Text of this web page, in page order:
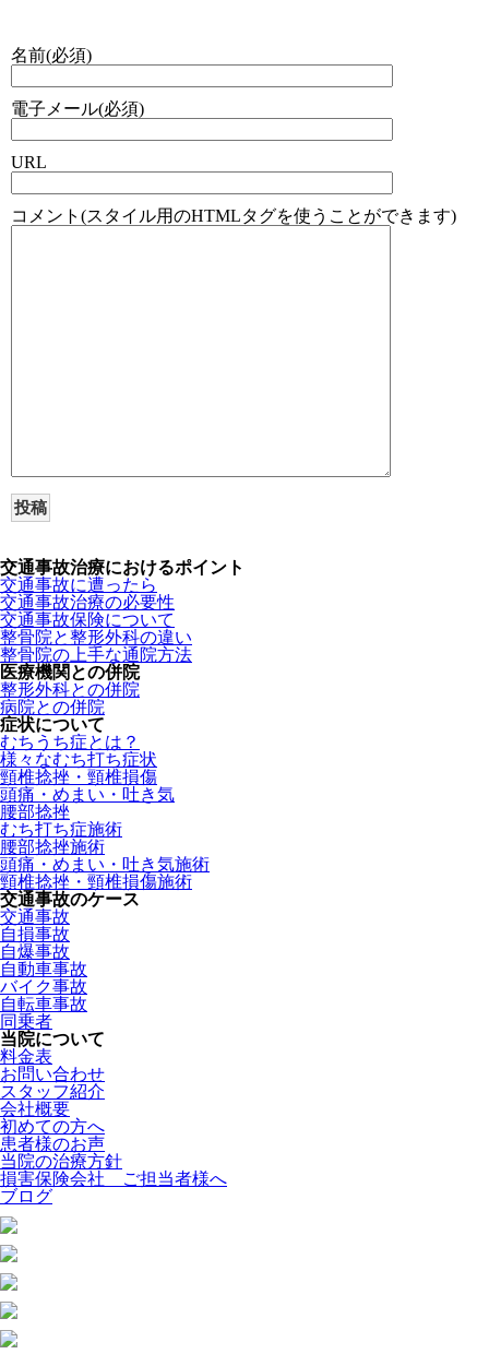
名前(必須)
電子メール(必須)
URL
コメント(スタイル用のHTMLタグを使うことができます)
交通事故治療におけるポイント
交通事故に遭ったら
交通事故治療の必要性
交通事故保険について
整骨院と整形外科の違い
整骨院の上手な通院方法
医療機関との併院
整形外科との併院
病院との併院
症状について
むちうち症とは？
様々なむち打ち症状
頸椎捻挫・頸椎損傷
頭痛・めまい・吐き気
腰部捻挫
むち打ち症施術
腰部捻挫施術
頭痛・めまい・吐き気施術
頸椎捻挫・頸椎損傷施術
交通事故のケース
交通事故
自損事故
自爆事故
自動車事故
バイク事故
自転車事故
同乗者
当院について
料金表
お問い合わせ
スタッフ紹介
会社概要
初めての方へ
患者様のお声
当院の治療方針
損害保険会社 ご担当者様へ
ブログ